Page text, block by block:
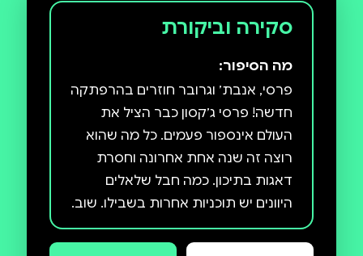
סקירה וביקורת
מה הסיפור:
פרסי, אנבת׳ וגרובר חוזרים בהרפתקה
חדשה! פרסי ג׳קסון כבר הציל את
העולם אינספור פעמים. כל מה שהוא
רוצה זה שנה אחת אחרונה וחסרת
דאגות בתיכון. כמה חבל שלאלים
היוונים יש תוכניות אחרות בשבילו. שוב.
והכול בגלל שנושא הגביע של זאוס
איבד את גביע האלים. למה האלים